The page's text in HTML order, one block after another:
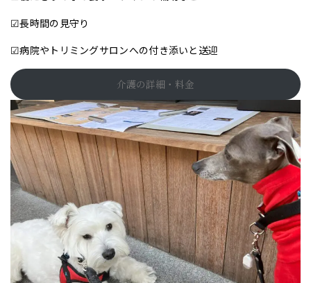
☑長時間の見守り
☑病院やトリミングサロンへの付き添いと送迎
介護の詳細・料金